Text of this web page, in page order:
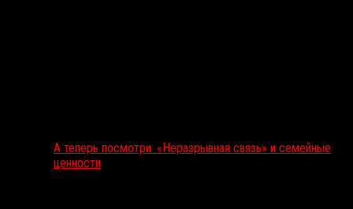
А теперь посмотри: «Неразрывная связь» и семейные
ценности